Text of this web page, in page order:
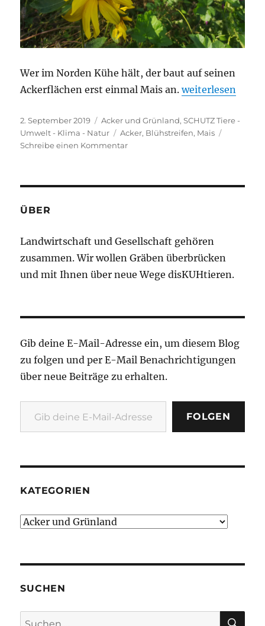
Wer im Norden Kühe hält, der baut auf seinen
Ackerflächen erst einmal Mais an.„Was sonst
weiterlesen
Veröffentlicht
am
2. September 2019 Kategorien
Acker und Grünland,SCHUTZ Tiere -
Umwelt - Klima - Natur
Schlagwörter
Acker, Blühstreifen, Mais
Schreibe einen Kommentarzu
wächst
–
hat
ÜBER
Landwirtschaft und Gesellschaft gehören
zusammen. Wir wollen Gräben überbrücken
und mit Ihnen über neue Wege disKUHtieren.
Gib deine E-Mail-Adresse ein, um diesem Blog
zu folgen und per E-Mail Benachrichtigungen
über neue Beiträge zu erhalten.
Gib deine E-Mail-Adresse ein ...
FOLGEN
KATEGORIEN
Kategorien
SUCHEN
Suche